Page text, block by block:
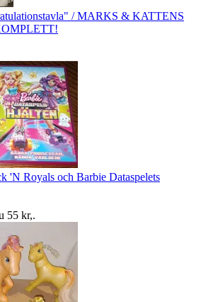
/ MARKS & KATTENS
'N Royals och Barbie Dataspelets
55 kr,.